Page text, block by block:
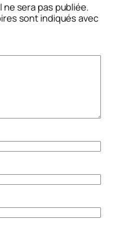
sera pas publiée.
sont indiqués avec